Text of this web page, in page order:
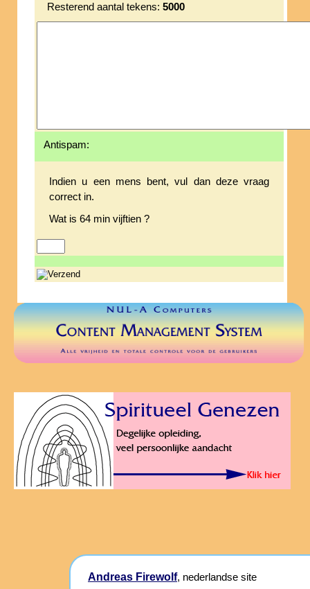
Resterend aantal tekens: 5000
Antispam:
Indien u een mens bent, vul dan deze vraag
correct in.
Wat is 64 min vijftien ?
Andreas Firewolf, nederlandse site